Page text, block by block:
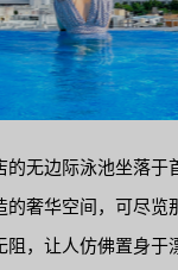
的无边际泳池坐落于
的奢华空间，可尽览
阻，让人仿佛置身于